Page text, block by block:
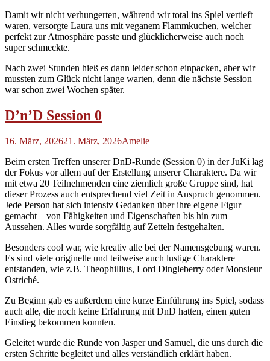
Damit wir nicht verhungerten, während wir total ins Spiel vertieft
waren, versorgte Laura uns mit veganem Flammkuchen, welcher
perfekt zur Atmosphäre passte und glücklicherweise auch noch
super schmeckte.
Nach zwei Stunden hieß es dann leider schon einpacken, aber wir
mussten zum Glück nicht lange warten, denn die nächste Session
war schon zwei Wochen später.
D’n’D Session 0
16. März, 202621. März, 2026Amelie
Beim ersten Treffen unserer DnD-Runde (Session 0) in der JuKi lag
der Fokus vor allem auf der Erstellung unserer Charaktere. Da wir
mit etwa 20 Teilnehmenden eine ziemlich große Gruppe sind, hat
dieser Prozess auch entsprechend viel Zeit in Anspruch genommen.
Jede Person hat sich intensiv Gedanken über ihre eigene Figur
gemacht – von Fähigkeiten und Eigenschaften bis hin zum
Aussehen. Alles wurde sorgfältig auf Zetteln festgehalten.
Besonders cool war, wie kreativ alle bei der Namensgebung waren.
Es sind viele originelle und teilweise auch lustige Charaktere
entstanden, wie z.B. Theophillius, Lord Dingleberry oder Monsieur
Ostriché.
Zu Beginn gab es außerdem eine kurze Einführung ins Spiel, sodass
auch alle, die noch keine Erfahrung mit DnD hatten, einen guten
Einstieg bekommen konnten.
Geleitet wurde die Runde von Jasper und Samuel, die uns durch die
ersten Schritte begleitet und alles verständlich erklärt haben.